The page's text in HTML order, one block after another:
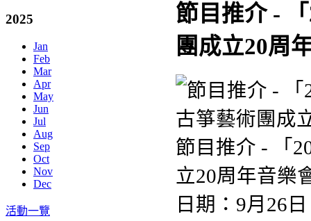
節目推介 -
團成立20周
節目推介 - 「
立20周年音樂
日期：9月26
2025
Jan
Feb
Mar
Apr
May
Jun
Jul
Aug
Sep
Oct
Nov
Dec
活動一覽